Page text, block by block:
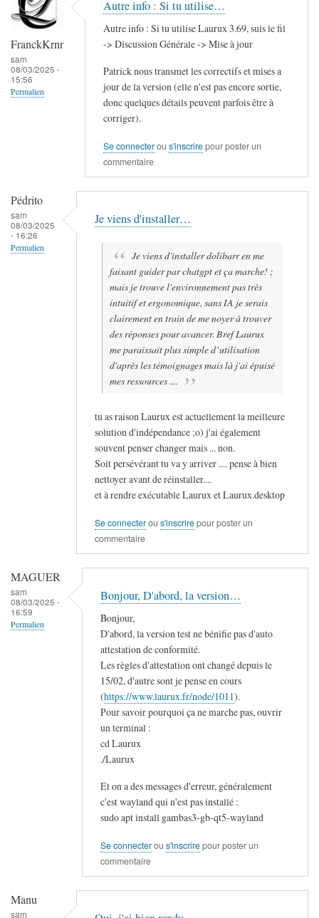
FranckKrnr
sam
08/03/2025 -
15:56
Permalien
Autre info : Si tu utilise…
Autre info : Si tu utilise Laurux 3.69, suis le fil
-> Discussion Générale -> Mise à jour
Patrick nous transmet les correctifs et mises a
jour de la version (elle n'est pas encore sortie,
donc quelques détails peuvent parfois être à
corriger).
Se connecterou s'inscrirepour poster un
commentaire
Pédrito
sam
08/03/2025
- 16:26
Permalien
Je viens d'installer…
Je viens d'installer dolibarr en me
faisant guider par chatgpt et ça marche! ;
mais je trouve l'environnement pas très
intuitif et ergonomique, sans IA je serais
clairement en train de me noyer à trouver
des réponses pour avancer. Bref Laurux
me paraissait plus simple d’utilisation
d'après les témoignages mais là j'ai épuisé
mes ressources ....
tu as raison Laurux est actuellement la meilleure
solution d'indépendance ;o) j'ai également
souvent penser changer mais ... non.
Soit persévérant tu va y arriver .... pense à bien
nettoyer avant de réinstaller....
et à rendre exécutable Laurux et Laurux.desktop
Se connecterou s'inscrirepour poster un
commentaire
MAGUER
sam
08/03/2025 -
16:59
Permalien
Bonjour, D'abord, la version…
Bonjour,
D'abord, la version test ne bénifie pas d'auto
attestation de conformité.
Les règles d'attestation ont changé depuis le
15/02, d'autre sont je pense en cours
(https://www.laurux.fr/node/1011).
Pour savoir pourquoi ça ne marche pas, ouvrir
un terminal :
cd Laurux
./Laurux
Et on a des messages d'erreur, généralement
c'est wayland qui n'est pas installé :
sudo apt install gambas3-gb-qt5-wayland
Se connecterou s'inscrirepour poster un
commentaire
Manu
sam